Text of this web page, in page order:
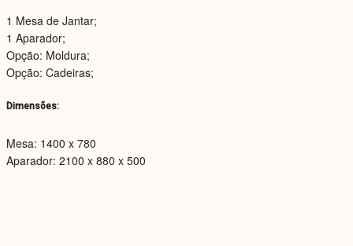
1 Mesa de Jantar;
1 Aparador;
Opção: Moldura;
Opção: Cadeiras;
Dimensões:
Mesa: 1400 x 780
Aparador: 2100 x 880 x 500